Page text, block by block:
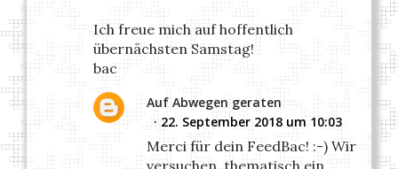
Ich freue mich auf hoffentlich
übernächsten Samstag!
bac
Auf Abwegen geraten
22. September 2018 um 10:03
Merci für dein FeedBac! :-) Wir
versuchen, thematisch ein